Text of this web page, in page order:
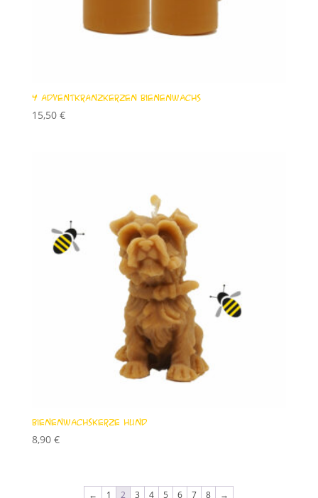
4 Adventkranzkerzen Bienenwachs
15,50 €
Bienenwachskerze Hund
8,90 €
← 1 2 3 4 5 6 7 8 →